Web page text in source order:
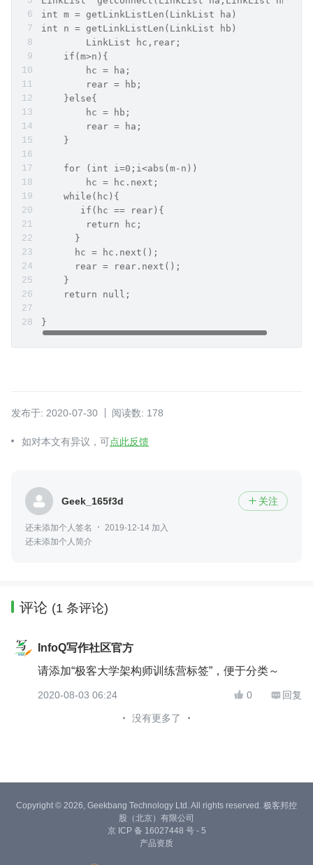
int m = getLinkListLen(LinkList ha)
int n = getLinkListLen(LinkList hb)
	LinkList hc,rear;
    if(m>n){
        hc = ha;
        rear = hb;
    }else{
        hc = hb;
        rear = ha;
    }
    for (int i=0;i<abs(m-n))
        hc = hc.next;
    while(hc){
       if(hc == rear){
        return hc;
      }
      hc = hc.next();
      rear = rear.next();
    }
    return null;
}
发布于: 2020-07-30 阅读数: 178
如对本文有异议，可点此反馈
Geek_165f3d  关注
还未添加个人签名
2019-12-14 加入
还未添加个人简介
评论 (1 条评论)
InfoQ写作社区官方
请添加“极客大学架构师训练营标签”，便于分类～
2020-08-03 06:24  0  回复
没有更多了
Copyright © 2026, Geekbang Technology Ltd. All rights reserved. 极客邦控
股（北京）有限公司
京 ICP 备 16027448 号 - 5
产品资质